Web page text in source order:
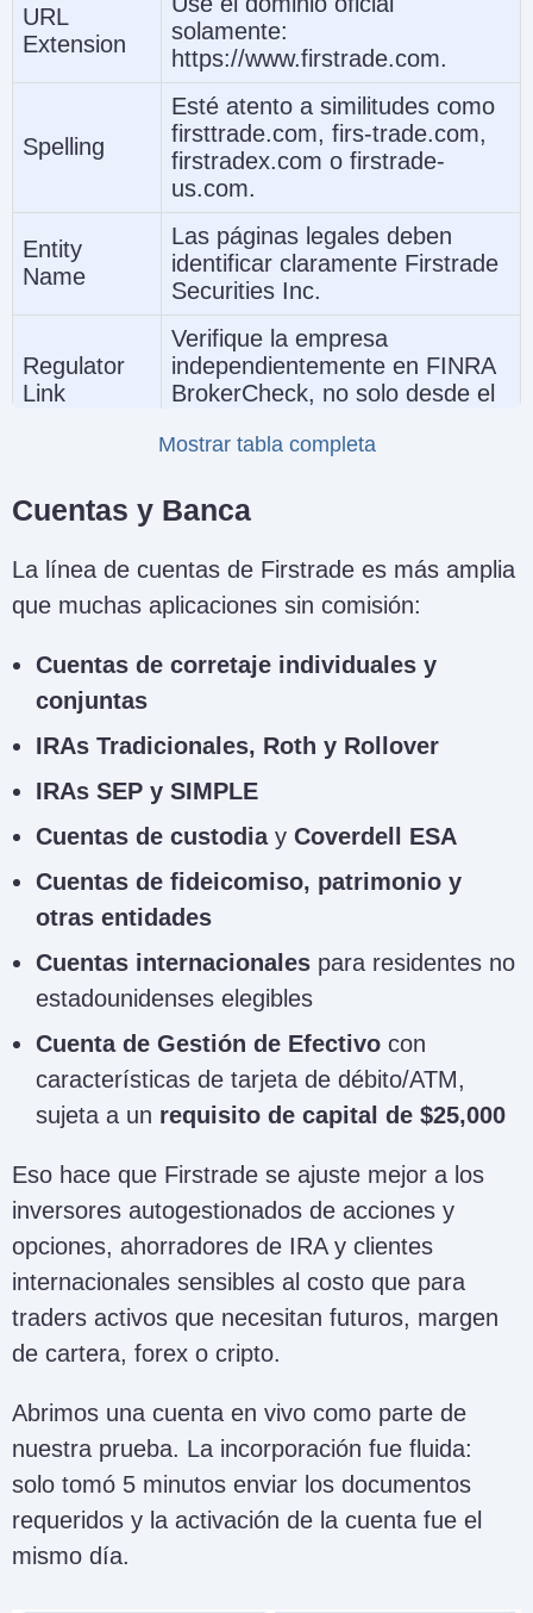
URL
Extension
solamente:
https://www.firstrade.com.
Spelling
Esté atento a similitudes como
firsttrade.com, firs-trade.com,
firstradex.com o firstrade-
us.com.
Entity
Name
Las páginas legales deben
identificar claramente Firstrade
Securities Inc.
Regulator
Link
Verifique la empresa
independientemente en FINRA
BrokerCheck, no solo desde el
Mostrar tabla completa
Cuentas y Banca
La línea de cuentas de Firstrade es más amplia
que muchas aplicaciones sin comisión:
Cuentas de corretaje individuales y
conjuntas
IRAs Tradicionales, Roth y Rollover
IRAs SEP y SIMPLE
Cuentas de custodiay Coverdell ESA
Cuentas de fideicomiso, patrimonio y
otras entidades
Cuentas internacionales para residentes no
estadounidenses elegibles
Cuenta de Gestión de Efectivo con
características de tarjeta de débito/ATM,
sujeta a un requisito de capital de $25,000
Eso hace que Firstrade se ajuste mejor a los
inversores autogestionados de acciones y
opciones, ahorradores de IRA y clientes
internacionales sensibles al costo que para
traders activos que necesitan futuros, margen
de cartera, forex o cripto.
Abrimos una cuenta en vivo como parte de
nuestra prueba. La incorporación fue fluida:
solo tomó 5 minutos enviar los documentos
requeridos y la activación de la cuenta fue el
mismo día.